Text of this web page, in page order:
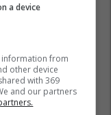
a device
from
other device
with 369
and our partners